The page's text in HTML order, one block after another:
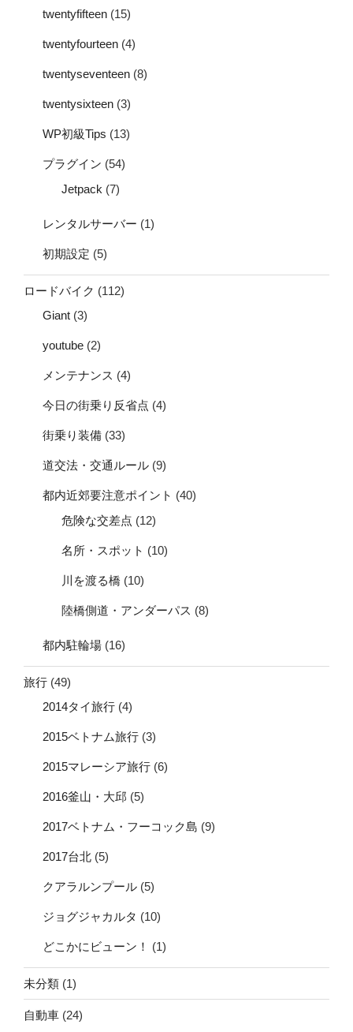
twentyfifteen (15)
twentyfourteen (4)
twentyseventeen (8)
twentysixteen (3)
WP初級Tips (13)
プラグイン (54)
Jetpack (7)
レンタルサーバー (1)
初期設定 (5)
ロードバイク (112)
Giant (3)
youtube (2)
メンテナンス (4)
今日の街乗り反省点 (4)
街乗り装備 (33)
道交法・交通ルール (9)
都内近郊要注意ポイント (40)
危険な交差点 (12)
名所・スポット (10)
川を渡る橋 (10)
陸橋側道・アンダーパス (8)
都内駐輪場 (16)
旅行 (49)
2014タイ旅行 (4)
2015ベトナム旅行 (3)
2015マレーシア旅行 (6)
2016釜山・大邱 (5)
2017ベトナム・フーコック島 (9)
2017台北 (5)
クアラルンプール (5)
ジョグジャカルタ (10)
どこかにビューン！ (1)
未分類 (1)
自動車 (24)